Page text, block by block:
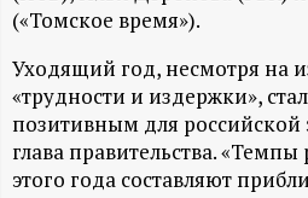
н
ф
о
(«Томское время»).
Уходящий год, несмотря на
«трудности и издержки»,
позитивным для
глава правительства. «Темпы
этого года составляют